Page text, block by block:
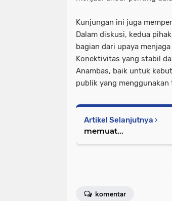
Kunjungan ini juga
Dalam diskusi, kedua
bagian dari upaya
Konektivitas yang stabil
Anambas, baik untuk
publik yang menggunakan
Artikel Selanjutnya
memuat...
komentar